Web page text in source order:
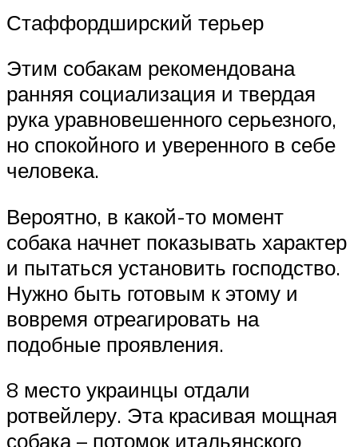
Стаффордширский терьер
Этим собакам рекомендована
ранняя социализация и твердая
рука уравновешенного серьезного,
но спокойного и уверенного в себе
человека.
Вероятно, в какой-то момент
собака начнет показывать характер
и пытаться установить господство.
Нужно быть готовым к этому и
вовремя отреагировать на
подобные проявления.
8 место украинцы отдали
ротвейлеру. Эта красивая мощная
собака – потомок итальянского